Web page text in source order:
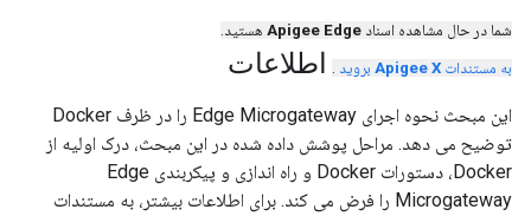
شما در حال مشاهده اسناد Apigee Edge هستید.
به مستندات Apigee X بروید . اطلاعات
این مبحث نحوه اجرای Edge Microgateway را در ظرف Docker
توضیح می دهد. مراحل پوشش داده شده در این مبحث، درک اولیه از
Docker، دستورات Docker و راه اندازی و پیکربندی Edge
Microgateway را فرض می کند. برای اطلاعات بیشتر، به مستندات